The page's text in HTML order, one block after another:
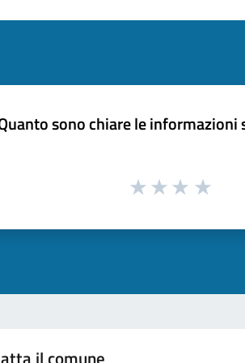
sono chiare le informazioni
il comune